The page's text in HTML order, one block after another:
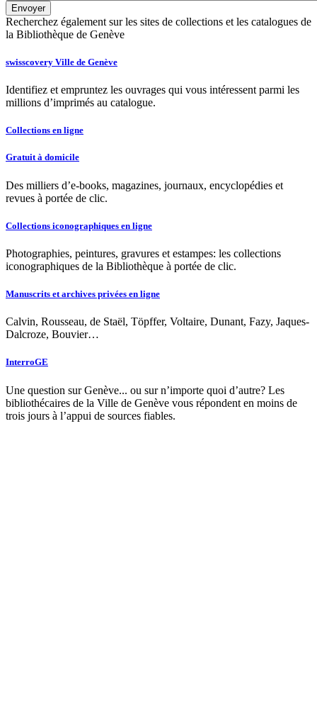
Recherchez également sur les sites de collections et les catalogues de
la Bibliothèque de Genève
swisscovery Ville de Genève
Identifiez et empruntez les ouvrages qui vous intéressent parmi les
millions d’imprimés au catalogue.
Collections en ligne
Gratuit à domicile
Des milliers d’e-books, magazines, journaux, encyclopédies et
revues à portée de clic.
Collections iconographiques en ligne
Photographies, peintures, gravures et estampes: les collections
iconographiques de la Bibliothèque à portée de clic.
Manuscrits et archives privées en ligne
Calvin, Rousseau, de Staël, Töpffer, Voltaire, Dunant, Fazy, Jaques-
Dalcroze, Bouvier…
InterroGE
Une question sur Genève... ou sur n’importe quoi d’autre? Les
bibliothécaires de la Ville de Genève vous répondent en moins de
trois jours à l’appui de sources fiables.